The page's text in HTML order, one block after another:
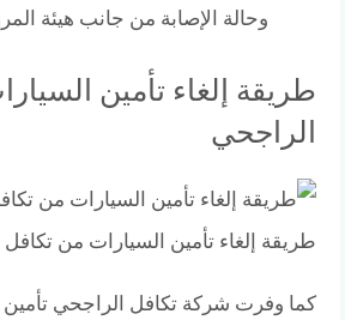
وحالة الإصابة من جانب هيئة
طريقة إلغاء تأمين
الراجحي
طريقة إلغاء تأمين السيارات من
كما وفرت شركة تكافل الراجحي تأمين